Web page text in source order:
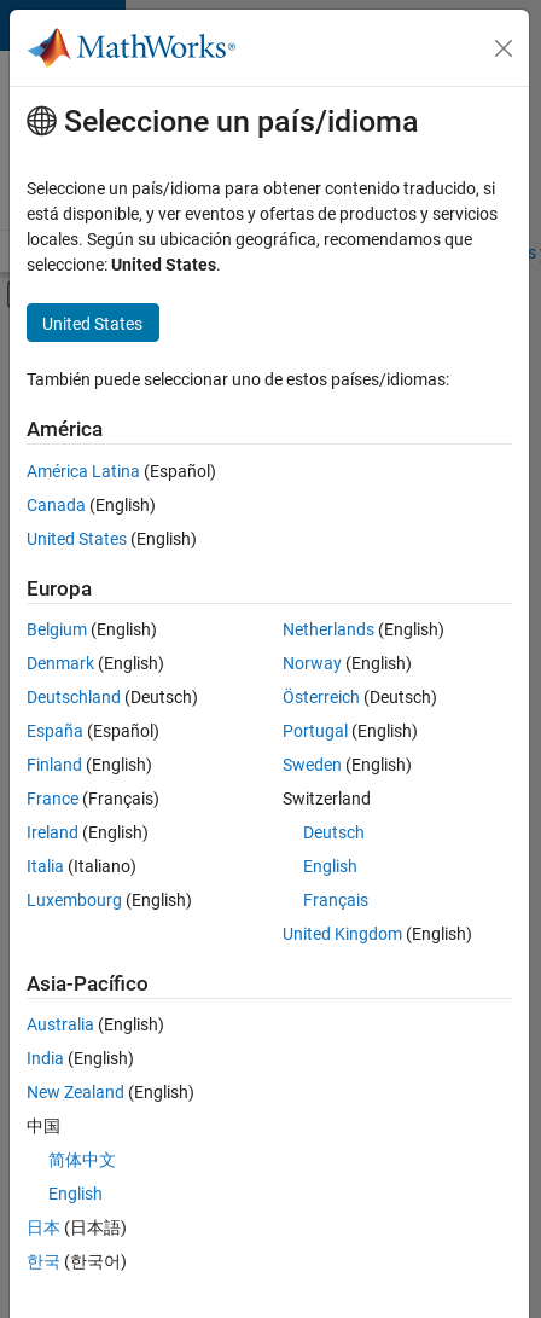
Saltar al contenido
Ofertas
de
empleo
MathWorks
Visión general Búsqueda de empleo Oficinas locales
Contenido principal
FILTRADO POR
Software Process Engineering
Technical Writing
Actualmente
no
puestos
disponibles
que
se
correspondan
con
sus
criterios
de
búsqueda.
Pruebe
ampliar
su
todos
empleos.
Si aun
así no
ninguna
vacante
que se
a sus
cualificaciones,
Seleccione un país/idioma
Seleccione un país/idioma para obtener contenido traducido, si
está disponible, y ver eventos y ofertas de productos y servicios
locales. Según su ubicación geográfica, recomendamos que
seleccione:United States.
United States
También puede seleccionar uno de estos países/idiomas:
América
América Latina (Español)
Canada (English)
United States (English)
Europa
Belgium (English)
Denmark (English)
Deutschland (Deutsch)
España (Español)
Finland (English)
France (Français)
Ireland (English)
Italia (Italiano)
Luxembourg (English)
Netherlands(English)
Norway(English)
Österreich (Deutsch)
Portugal (English)
Sweden (English)
Switzerland
Deutsch
English
Français
United Kingdom(English)
Asia-Pacífico
Australia (English)
India (English)
New Zealand (English)
中国
简体中文
English
日本 (日本語)
한국 (한국어)